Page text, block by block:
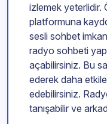
izlemek yeterlidir.
platformuna
sesli sohbet
radyo sohbeti
açabilirsiniz. Bu
ederek daha
edebilirsiniz.
tanışabilir ve